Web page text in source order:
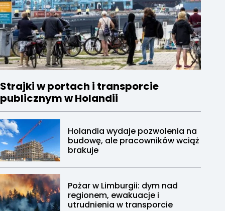
Strajki w portach i transporcie
publicznym w Holandii
Holandia wydaje pozwolenia na
budowę, ale pracowników wciąż
brakuje
Pożar w Limburgii: dym nad
regionem, ewakuacje i
utrudnienia w transporcie